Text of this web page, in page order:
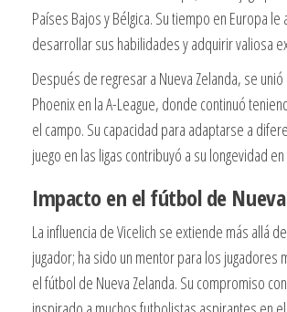
Países Bajos y Bélgica. Su tiempo en Europa le
desarrollar sus habilidades y adquirir valiosa
Después de regresar a Nueva Zelanda, se unió
Phoenix en la A-League, donde continuó
el campo. Su capacidad para adaptarse a
juego en las ligas contribuyó a su longevidad
Impacto en el fútbol de
La influencia de Vicelich se extiende más allá
jugador; ha sido un mentor para los jugadores
el fútbol de Nueva Zelanda. Su compromiso